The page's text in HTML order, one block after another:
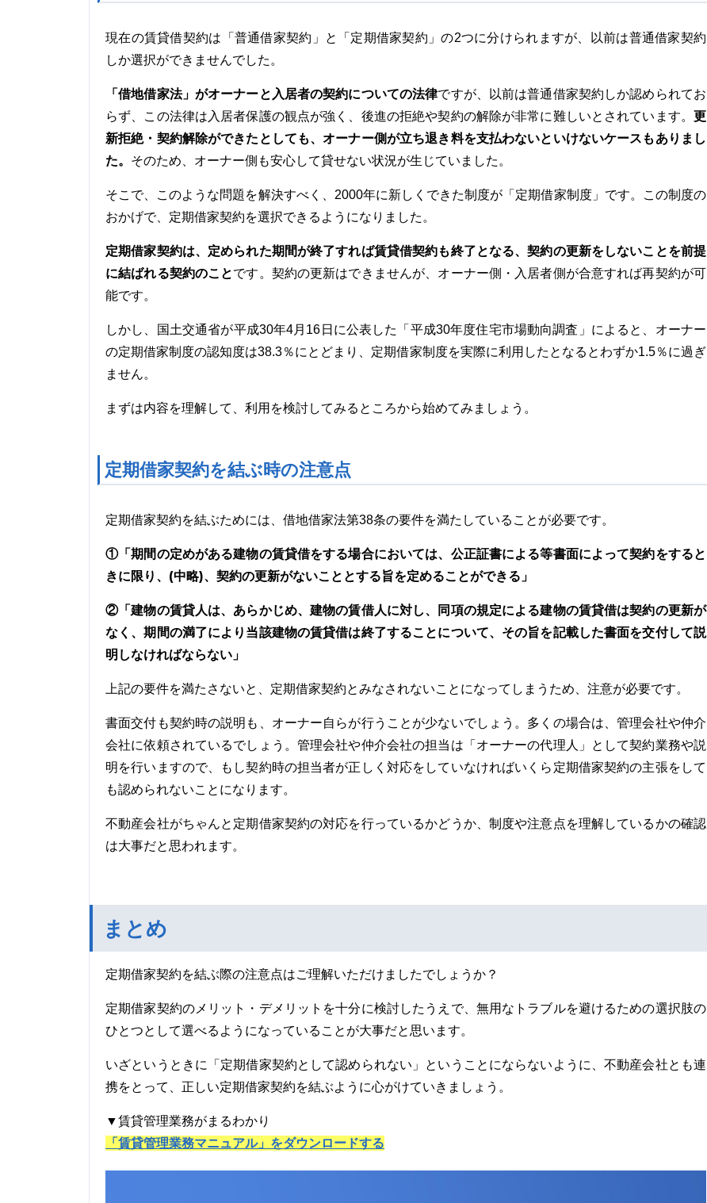
現在の賃貸借契約は「普通借家契約」と「定期借家契約」の2つに分けられますが、以前は普通借家契約
しか選択ができませんでした。
「借地借家法」がオーナーと入居者の契約についての法律ですが、以前は普通借家契約しか認められてお
らず、この法律は入居者保護の観点が強く、後進の拒絶や契約の解除が非常に難しいとされています。 更
新拒絶・契約解除ができたとしても、オーナー側が立ち退き料を支払わないといけないケースもありまし
た。
そのため、オーナー側も安心して貸せない状況が生じていました。
そこで、このような問題を解決すべく、2000年に新しくできた制度が「定期借家制度」です。この制度の
おかげで、定期借家契約を選択できるようになりました。
定期借家契約は、定められた期間が終了すれば賃貸借契約も終了となる、契約の更新をしないことを前提
に結ばれる契約のことです。契約の更新はできませんが、オーナー側・入居者側が合意すれば再契約が可
能です。
しかし、国土交通省が平成30年4月16日に公表した「平成30年度住宅市場動向調査」によると、オーナー
の定期借家制度の認知度は38.3％にとどまり、定期借家制度を実際に利用したとなるとわずか1.5％に過ぎ
ません。
まずは内容を理解して、利用を検討してみるところから始めてみましょう。
定期借家契約を結ぶ時の注意点
定期借家契約を結ぶためには、借地借家法第38条の要件を満たしていることが必要です。
①「期間の定めがある建物の賃貸借をする場合においては、公正証書による等書面によって契約をすると
きに限り、(中略)、契約の更新がないこととする旨を定めることができる」
②「建物の賃貸人は、あらかじめ、建物の賃借人に対し、同項の規定による建物の賃貸借は契約の更新が
なく、期間の満了により当該建物の賃貸借は終了することについて、その旨を記載した書面を交付して説
明しなければならない」
上記の要件を満たさないと、定期借家契約とみなされないことになってしまうため、注意が必要です。
書面交付も契約時の説明も、オーナー自らが行うことが少ないでしょう。多くの場合は、管理会社や仲介
会社に依頼されているでしょう。管理会社や仲介会社の担当は「オーナーの代理人」として契約業務や説
明を行いますので、もし契約時の担当者が正しく対応をしていなければいくら定期借家契約の主張をして
も認められないことになります。
不動産会社がちゃんと定期借家契約の対応を行っているかどうか、制度や注意点を理解しているかの確認
は大事だと思われます。
まとめ
定期借家契約を結ぶ際の注意点はご理解いただけましたでしょうか？
定期借家契約のメリット・デメリットを十分に検討したうえで、無用なトラブルを避けるための選択肢の
ひとつとして選べるようになっていることが大事だと思います。
いざというときに「定期借家契約として認められない」ということにならないように、不動産会社とも連
携をとって、正しい定期借家契約を結ぶように心がけていきましょう。
▼賃貸管理業務がまるわかり
「賃貸管理業務マニュアル」をダウンロードする